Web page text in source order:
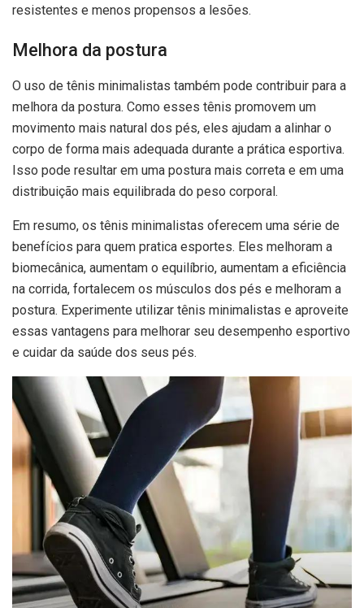
resistentes e menos propensos a lesões.
Melhora da postura
O uso de tênis minimalistas também pode contribuir para a
melhora da postura. Como esses tênis promovem um
movimento mais natural dos pés, eles ajudam a alinhar o
corpo de forma mais adequada durante a prática esportiva.
Isso pode resultar em uma postura mais correta e em uma
distribuição mais equilibrada do peso corporal.
Em resumo, os tênis minimalistas oferecem uma série de
benefícios para quem pratica esportes. Eles melhoram a
biomecânica, aumentam o equilíbrio, aumentam a eficiência
na corrida, fortalecem os músculos dos pés e melhoram a
postura. Experimente utilizar tênis minimalistas e aproveite
essas vantagens para melhorar seu desempenho esportivo
e cuidar da saúde dos seus pés.